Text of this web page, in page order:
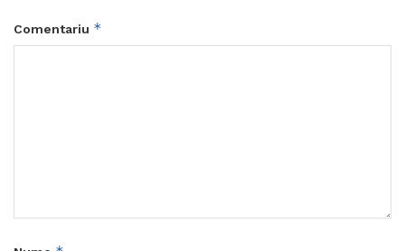
Comentariu *